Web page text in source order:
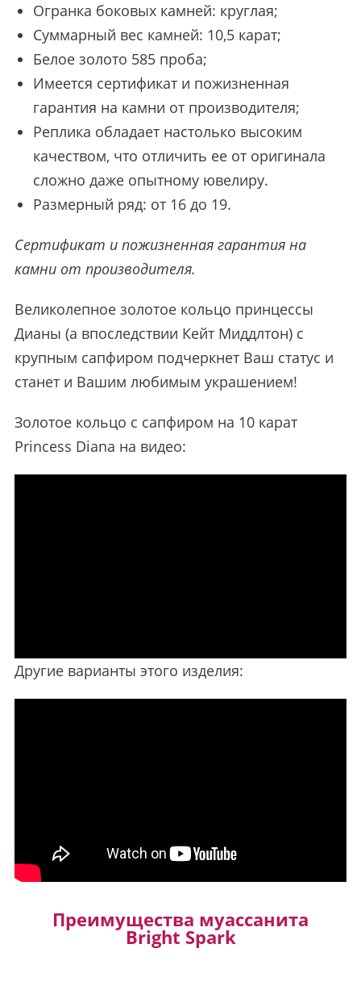
Огранка боковых камней: круглая;
Суммарный вес камней: 10,5 карат;
Белое золото 585 проба;
Имеется сертификат и пожизненная
гарантия на камни от производителя;
Реплика обладает настолько высоким
качеством, что отличить ее от оригинала
сложно даже опытному ювелиру.
Размерный ряд: от 16 до 19.
Сертификат и пожизненная гарантия на
камни от производителя.
Великолепное золотое кольцо принцессы
Дианы (а впоследствии Кейт Миддлтон) с
крупным сапфиром подчеркнет Ваш статус и
станет и Вашим любимым украшением!
Золотое кольцо с сапфиром на 10 карат
Princess Diana на видео:
Другие варианты этого изделия:
Преимущества муассанита
Bright Spark